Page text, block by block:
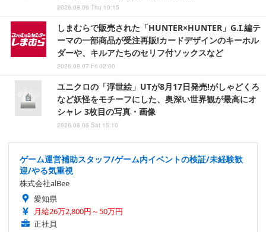
2026.08.06 Thu 10:15
しまむらで販売された「HUNTER×HUNTER」G.I.編テ
ーマの一部商品が受注再販!カードデザインのキーホル
ダーや、キルアたちのセリフ付ソックスなど
2026.08.07 Fri 02:00
ユニクロの「浮世絵」UTが8月17日発売!がしゃどくろ
など妖怪をモチーフにした、奥深い世界観が最高にオ
シャレ 3枚目の写真・画像
2026.08.08 Sat 15:10
ゲーム運営補助スタッフ/ゲーム内イベントの検証/未経験歓
迎/やる気重視
株式会社alBee
愛知県
月給26万2,800円～50万円
正社員